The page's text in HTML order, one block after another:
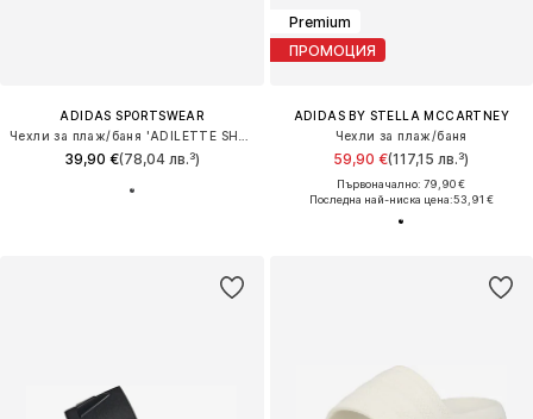
ADIDAS SPORTSWEAR
39,90 €(78,04 лв.³)
Premium
ПРОМОЦИЯ
ADIDAS BY STELLA MCCARTNEY
Чехли за плаж/баня
59,90 €(117,15 лв.³)
Първоначално: 79,90 €
Последна най-ниска цена:53,91 €